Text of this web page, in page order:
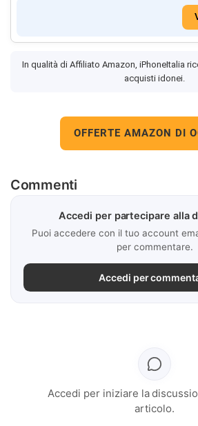
In qualità di Affiliato Amazon, iPhoneItalia
acquisti idonei.
OFFERTE AMAZON DI
Commenti
Accedi per partecipare alla
Puoi accedere con il tuo account
per commentare.
Accedi per
Accedi per iniziare la
articolo.